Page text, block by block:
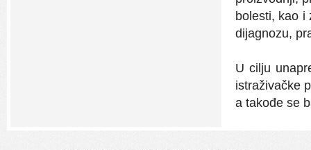
bolesti, kao i
dijagnozu,
U cilju
istraživačke
a takođe se